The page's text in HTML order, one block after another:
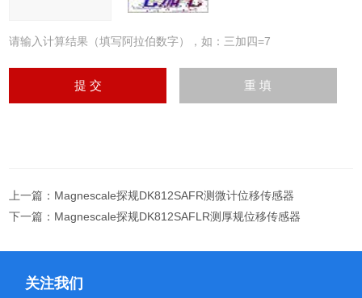
请输入计算结果（填写阿拉伯数字），如：三加四=7
上一篇： Magnescale探规DK812SAFR测微计位移传感器
下一篇： Magnescale探规DK812SAFLR测厚规位移传感器
关注我们